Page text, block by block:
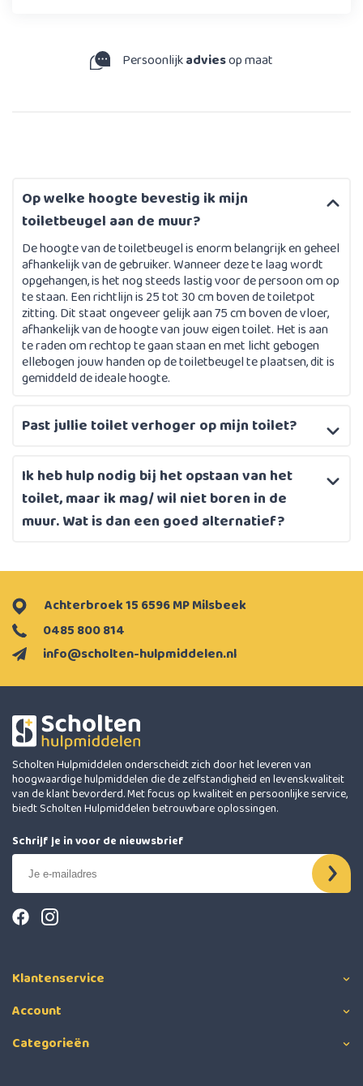
Persoonlijkadviesop maat
Op welke hoogte bevestig ik mijn
toiletbeugel aan de muur?
De hoogte van de toiletbeugel is enorm belangrijk en geheel
afhankelijk van de gebruiker. Wanneer deze te laag wordt
opgehangen, is het nog steeds lastig voor de persoon om op
te staan. Een richtlijn is 25 tot 30 cm boven de toiletpot
zitting. Dit staat ongeveer gelijk aan 75 cm boven de vloer,
afhankelijk van de hoogte van jouw eigen toilet. Het is aan
te raden om rechtop te gaan staan en met licht gebogen
ellebogen jouw handen op de toiletbeugel te plaatsen, dit is
gemiddeld de ideale hoogte.
Past jullie toilet verhoger op mijn toilet?
Ik heb hulp nodig bij het opstaan van het
toilet, maar ik mag/ wil niet boren in de
muur. Wat is dan een goed alternatief?
info@scholten-hulpmiddelen.nl
0485 800 814
Achterbroek 15 6596 MP Milsbeek
Scholten Hulpmiddelen onderscheidt zich door het leveren van
hoogwaardige hulpmiddelen die de zelfstandigheid en levenskwaliteit
van de klant bevorderd. Met focus op kwaliteit en persoonlijke service,
biedt Scholten Hulpmiddelen betrouwbare oplossingen.
Schrijf je in voor de nieuwsbrief
Klantenservice
Account
Categorieën